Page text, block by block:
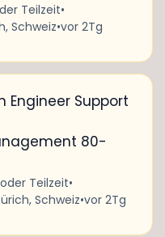
Teilzeit•
Schweiz•vor 2Tg
Engineer Support
80-
Teilzeit•
Schweiz•vor 2Tg